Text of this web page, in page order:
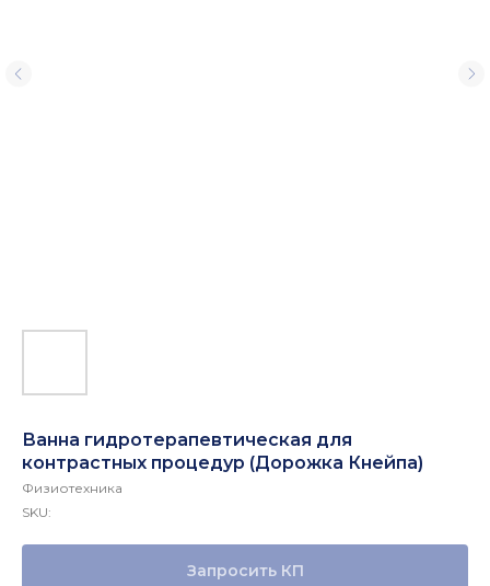
Ванна гидротерапевтическая для
контрастных процедур (Дорожка Кнейпа)
Физиотехника
SKU:
Запросить КП